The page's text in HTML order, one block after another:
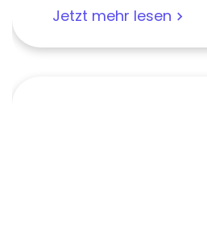
Jetzt mehr lesen